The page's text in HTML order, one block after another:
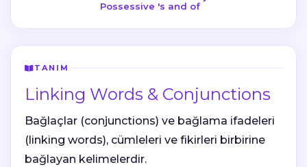
Possessive 's and of
TANIM
Linking Words & Conjunctions
Bağlaçlar (conjunctions) ve bağlama ifadeleri
(linking words), cümleleri ve fikirleri birbirine
bağlayan kelimelerdir.